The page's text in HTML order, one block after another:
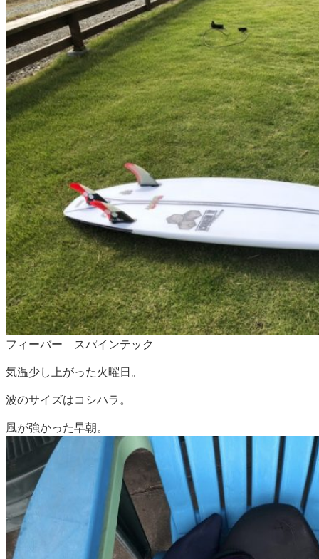
フィーバー スパインテック
気温少し上がった火曜日。
波のサイズはコシハラ。
風が強かった早朝。